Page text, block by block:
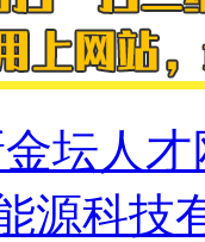
坛人才
源科技